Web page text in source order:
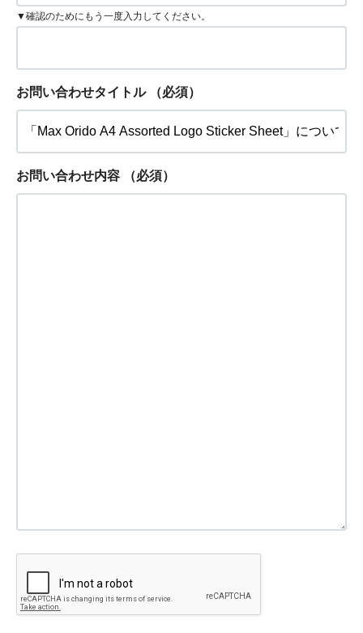
▼確認のためにもう一度入力してください。
お問い合わせタイトル （必須）
お問い合わせ内容 （必須）